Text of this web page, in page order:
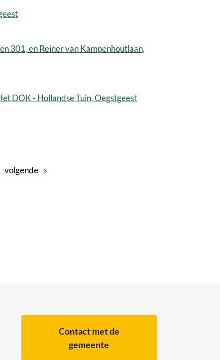
301, en Reiner van Kampenhoutlaan,
DOK - Hollandse Tuin, Oegstgeest
volgende
Contact met de
gemeente